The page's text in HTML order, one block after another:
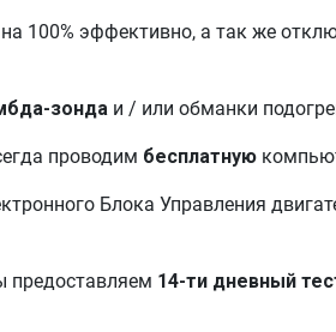
100% эффективно, а так же
зонда и / или обманки
проводим бесплатную
Блока Управления
предоставляем 14-ти дневный